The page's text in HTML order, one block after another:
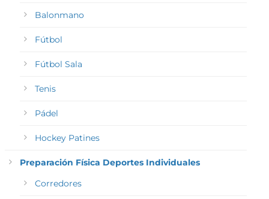
Balonmano
Fútbol
Fútbol Sala
Tenis
Pádel
Hockey Patines
Preparación Física Deportes Individuales
Corredores